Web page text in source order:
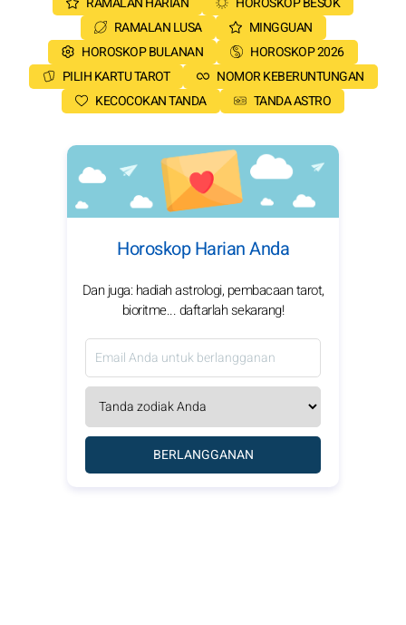
RAMALAN LUSA
MINGGUAN
HOROSKOP BULANAN
HOROSKOP 2026
PILIH KARTU TAROT
NOMOR KEBERUNTUNGAN
KECOCOKAN TANDA
TANDA ASTRO
Horoskop Harian Anda
Dan juga: hadiah astrologi, pembacaan tarot,
bioritme... daftarlah sekarang!
BERLANGGANAN